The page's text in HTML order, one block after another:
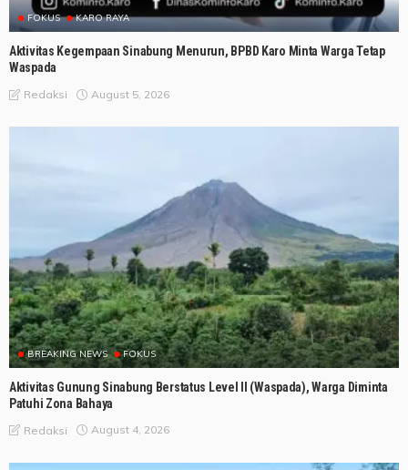
FOKUS KARO RAYA
Aktivitas Kegempaan Sinabung Menurun, BPBD Karo Minta Warga Tetap
Waspada
Redaksi August 5, 2026
BREAKING NEWS FOKUS
Aktivitas Gunung Sinabung Berstatus Level II (Waspada), Warga Diminta
Patuhi Zona Bahaya
Redaksi August 4, 2026